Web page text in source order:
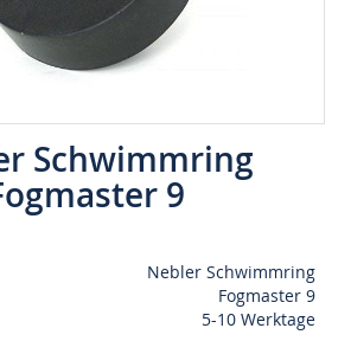
Schwimmring
9
Nebler Schwimmring
Fogmaster 9
5-10 Werktage